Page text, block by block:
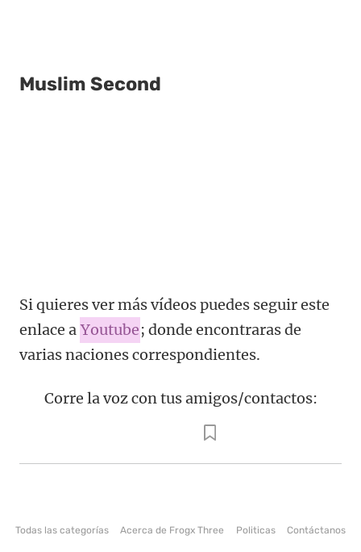
Muslim Second
Si quieres ver más vídeos puedes seguir este
enlace a Youtube; donde encontraras de
varias naciones correspondientes.
Corre la voz con tus amigos/contactos:
Todas las categorías Acerca de Frogx Three Politicas Contáctanos